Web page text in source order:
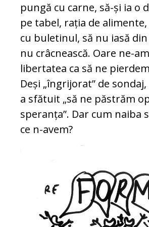
pungă cu carne, să-și ia o
pe tabel, rația de
cu buletinul, să nu iasă
nu crâcnească. Oare ne-
libertatea ca să ne
Deși „îngrijorat” de
a sfătuit „să ne păstrăm
speranța”. Dar cum naiba
ce n-avem?